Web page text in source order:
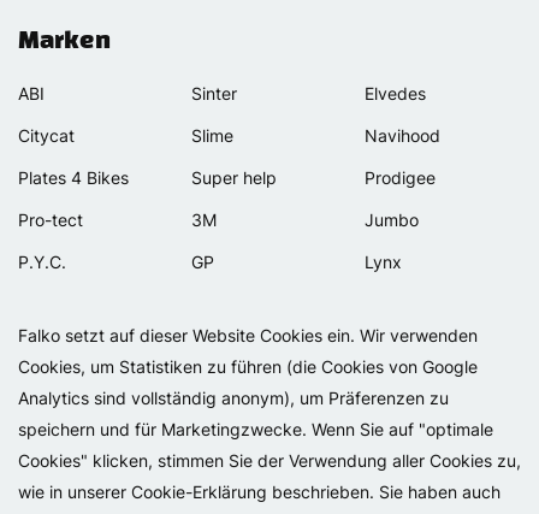
Falko setzt auf dieser Website Cookies ein. Wir verwenden
Cookies, um Statistiken zu führen (die Cookies von Google
Analytics sind vollständig anonym), um Präferenzen zu
speichern und für Marketingzwecke. Wenn Sie auf "optimale
Cookies" klicken, stimmen Sie der Verwendung aller Cookies zu,
wie in unserer Cookie-Erklärung beschrieben. Sie haben auch
Marken
ABI
Citycat
Plates 4 Bikes
Pro-tect
P.Y.C.
Selle Orient
Simpla
Sinter
Slime
Super help
3M
GP
Bellelli
Lamicall
Elvedes
Navihood
Prodigee
Jumbo
Lynx
Motip